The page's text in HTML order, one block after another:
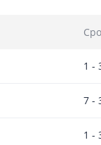
1 -
7 -
1 -